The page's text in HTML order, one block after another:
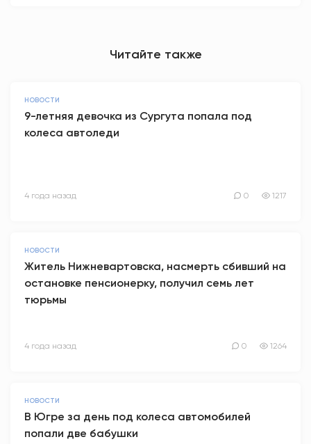
Читайте также
НОВОСТИ
9-летняя девочка из Сургута попала под
колеса автоледи
4 года назад 0 1217
НОВОСТИ
Житель Нижневартовска, насмерть сбивший на
остановке пенсионерку, получил семь лет
тюрьмы
4 года назад 0 1264
НОВОСТИ
В Югре за день под колеса автомобилей
попали две бабушки